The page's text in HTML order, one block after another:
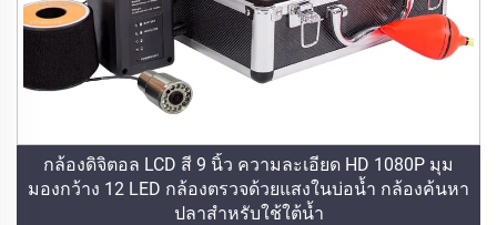
กล้องดิจิตอล LCD สี 9 นิ้ว ความละเอียด HD 1080P มุม
มองกว้าง 12 LED กล้องตรวจด้วยแสงในบ่อน้ำ กล้องค้นหา
ปลาสำหรับใช้ใต้น้ำ